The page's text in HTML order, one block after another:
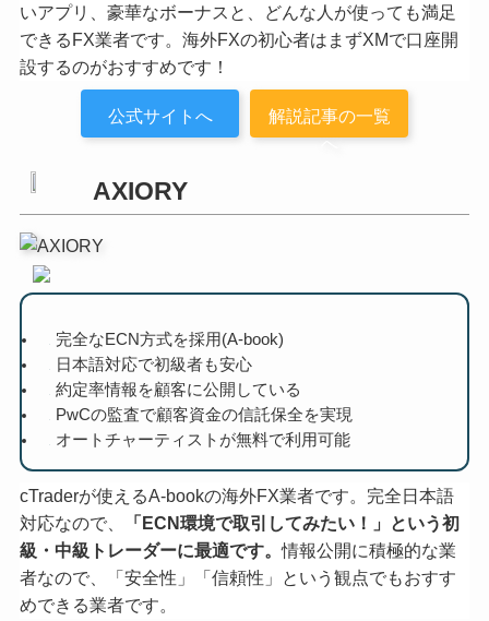
いアプリ、豪華なボーナスと、どんな人が使っても満足
できるFX業者です。海外FXの初心者はまずXMで口座開
設するのがおすすめです！
公式サイトへ
解説記事の一覧
へ
AXIORY
完全なECN方式を採用(A-book)
日本語対応で初級者も安心
約定率情報を顧客に公開している
PwCの監査で顧客資金の信託保全を実現
オートチャーティストが無料で利用可能
cTraderが使えるA-bookの海外FX業者です。完全日本語
対応なので、
「ECN環境で取引してみたい！」という初
級・中級トレーダーに最適です。情報公開に積極的な業
者なので、「安全性」「信頼性」という観点でもおすす
めできる業者です。